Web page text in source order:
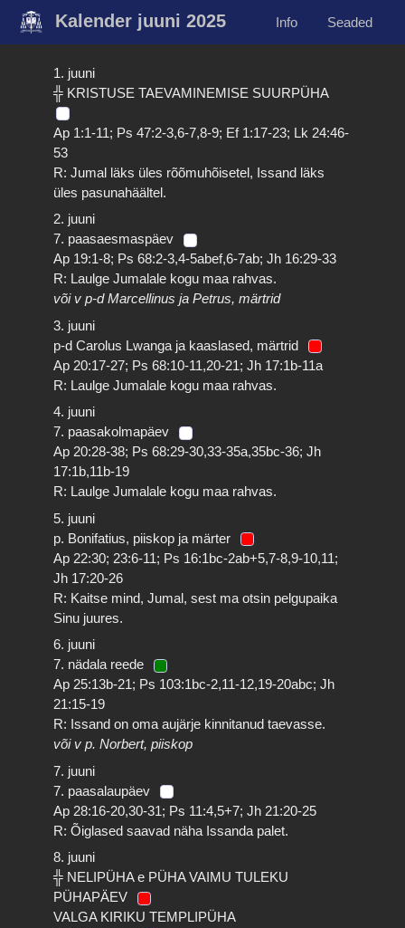
Kalender juuni 2025 Info Seaded
1. juuni
╬ KRISTUSE TAEVAMINEMISE SUURPÜHA
Ap 1:1-11; Ps 47:2-3,6-7,8-9; Ef 1:17-23; Lk 24:46-
53
R: Jumal läks üles rõõmuhõisetel, Issand läks
üles pasunahäältel.
2. juuni
7. paasaesmaspäev
Ap 19:1-8; Ps 68:2-3,4-5abef,6-7ab; Jh 16:29-33
R: Laulge Jumalale kogu maa rahvas.
või v p-d Marcellinus ja Petrus, märtrid
3. juuni
p-d Carolus Lwanga ja kaaslased, märtrid
Ap 20:17-27; Ps 68:10-11,20-21; Jh 17:1b-11a
R: Laulge Jumalale kogu maa rahvas.
4. juuni
7. paasakolmapäev
Ap 20:28-38; Ps 68:29-30,33-35a,35bc-36; Jh
17:1b,11b-19
R: Laulge Jumalale kogu maa rahvas.
5. juuni
p. Bonifatius, piiskop ja märter
Ap 22:30; 23:6-11; Ps 16:1bc-2ab+5,7-8,9-10,11;
Jh 17:20-26
R: Kaitse mind, Jumal, sest ma otsin pelgupaika
Sinu juures.
6. juuni
7. nädala reede
Ap 25:13b-21; Ps 103:1bc-2,11-12,19-20abc; Jh
21:15-19
R: Issand on oma aujärje kinnitanud taevasse.
või v p. Norbert, piiskop
7. juuni
7. paasalaupäev
Ap 28:16-20,30-31; Ps 11:4,5+7; Jh 21:20-25
R: Õiglased saavad näha Issanda palet.
8. juuni
╬ NELIPÜHA e PÜHA VAIMU TULEKU
PÜHAPÄEV
VALGA KIRIKU TEMPLIPÜHA